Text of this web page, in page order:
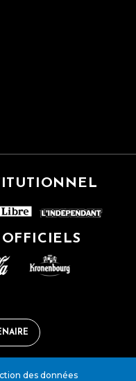
des données